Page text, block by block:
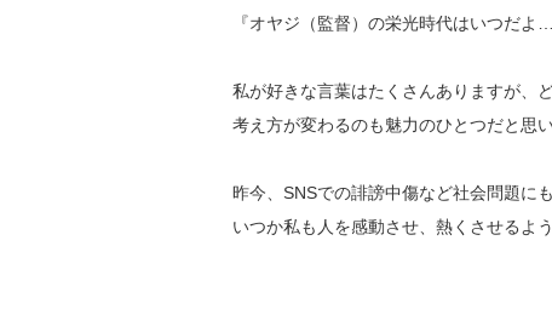
『オヤジ（監督）の栄光時代はいつだ
私が好きな言葉はたくさんありますが、
考え方が変わるのも魅力のひとつだと思い
昨今、SNSでの誹謗中傷など社会問題に
いつか私も人を感動させ、熱くさせるよ